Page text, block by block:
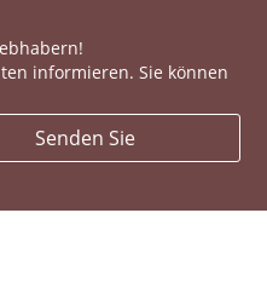
informieren. Sie können
Senden Sie